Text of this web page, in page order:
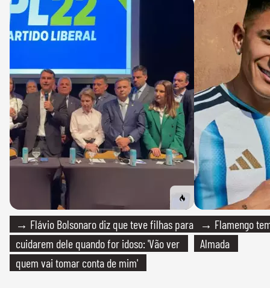
→ Flávio Bolsonaro diz que teve filhas para
cuidarem dele quando for idoso: 'Vão ver
quem vai tomar conta de mim'
→ Flamengo
Almada